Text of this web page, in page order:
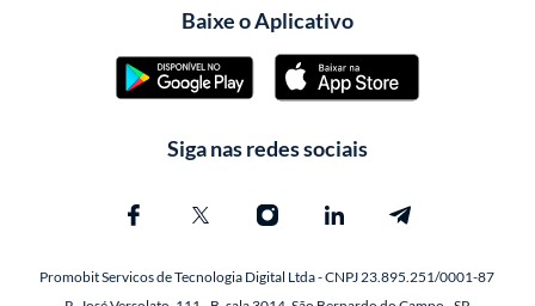
Baixe o Aplicativo
Siga nas redes sociais
Promobit Servicos de Tecnologia Digital Ltda - CNPJ 23.895.251/0001-87